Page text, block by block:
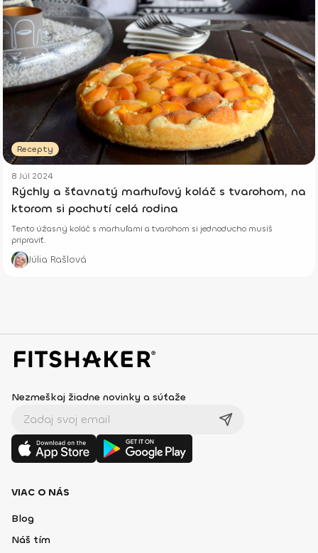
Recepty
8 Júl 2024
Rýchly a šťavnatý marhuľový koláč s tvarohom, na
ktorom si pochutí celá rodina
Tento úžasný koláč s marhuľami a tvarohom si jednoducho musíš
pripraviť.
Júlia Rašlová
Nezmeškaj žiadne novinky a súťaže
VIAC O NÁS
Blog
Náš tím